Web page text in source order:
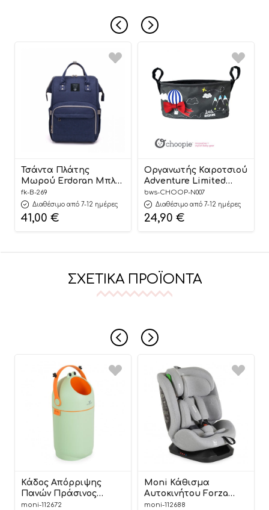
Τσάντα Πλάτης
Μωρού Erdoran Μπλε
B-269 Fiko
fk-B-269
Διαθέσιμο από 7-12 ημέρες
41,00 €
Οργανωτής Καροτσιού
Adventure Limited
Edition – Choopie
bws-CHOOP-N007
Διαθέσιμο από 7-12 ημέρες
24,90 €
ΣΧΕΤΙΚΆ ΠΡΟΪΌΝΤΑ
Κάδος Απόρριψης
Πανών Πράσινος
Nubbi Green Hygiene
moni-112672
Moni Κάθισμα
Αυτοκινήτου Forza
Dark Grey 40-150cm
moni-112688